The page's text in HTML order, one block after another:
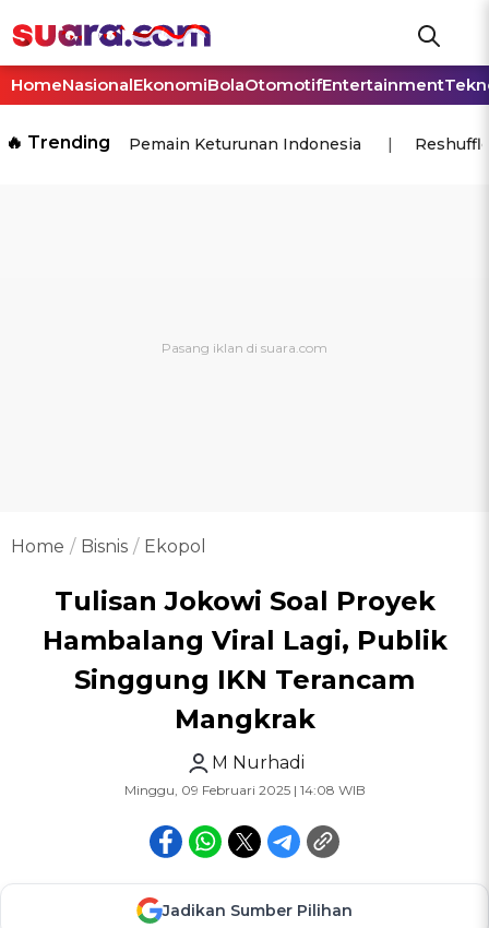
HomeNasionalEkonomiBolaOtomotifEntertainment
🔥 Trending Pemain Keturunan Indonesia
Home Bisnis Ekopol
Tulisan Jokowi Soal Proyek
Hambalang Viral Lagi, Publik
Singgung IKN Terancam
Mangkrak
M Nurhadi
Minggu, 09 Februari 2025 | 14:08 WIB
Jadikan Sumber Pilihan